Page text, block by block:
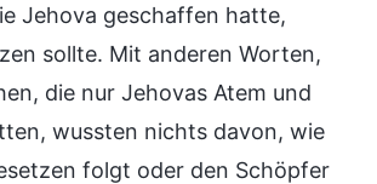
Jehova geschaffen hatte,
sollte. Mit anderen Worten,
die nur Jehovas Atem und
wussten nichts davon, wie
folgt oder den Schöpfer